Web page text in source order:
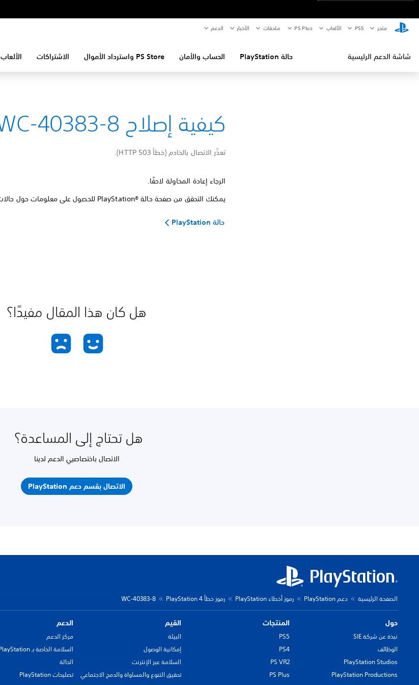
متجر PS5‏ الألعاب PS Plus ملحقات الأخبار الدعم
شاشة الدعم الرئيسية حالة PlayStation الحساب والأمان PS Store واسترداد الأموال الاشتراكات الألعاب
كيفية إصلاح WC-40383-8
تعذّر الاتصال بالخادم (خطأ HTTP 503).
الرجاء إعادة المحاولة لاحقًا.
يمكنك التحقق من صفحة حالة PlayStation®‎ للحصول على معلومات حول حالات انقطاع الخدمة.
حالة PlayStation
هل كان هذا المقال مفيدًا؟
هل تحتاج إلى المساعدة؟
الاتصال باختصاصيي الدعم لدينا
الاتصال بقسم دعم PlayStation
الصفحة الرئيسية دعم PlayStation رموز أخطاء PlayStation رموز خطأ PlayStation 4 WC-40383-8
حول
نبذة عن شركة SIE
الوظائف
PlayStation Studios
PlayStation Productions
المنتجات
PS5
PS4
PS VR2
PS Plus
القيم
البيئة
إمكانية الوصول
السلامة عبر الإنترنت
تحقيق التنوع والمساواة والدمج الاجتماعي
الدعم
مركز الدعم
السلامة الخاصة بـ PlayStation
الحالة
تصليحات PlayStation